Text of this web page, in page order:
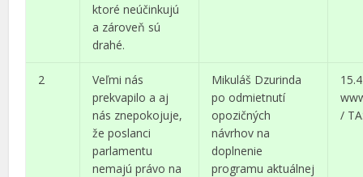
ktoré neúčinkujú
a zároveň sú
drahé.
2
Veľmi nás
prekvapilo a aj
nás znepokojuje,
že poslanci
parlamentu
nemajú právo na
Mikuláš Dzurinda
po odmietnutí
opozičných
návrhov na
doplnenie
programu aktuálnej
/